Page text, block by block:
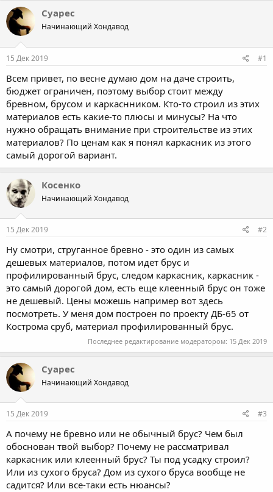
т
о
р
е
м
а
н
ч
а
Суарес
Начинающий Хондавод
15 Дек 2019 #1
Всем привет, по весне думаю дом на даче строить,
бюджет ограничен, поэтому выбор стоит между
бревном, брусом и каркаснником. Кто-то строил из этих
материалов есть какие-то плюсы и минусы? На что
нужно обращать внимание при строительстве из этих
материалов? По ценам как я понял каркасник из этого
самый дорогой вариант.
Косенко
Начинающий Хондавод
15 Дек 2019 #2
Ну смотри, струганное бревно - это один из самых
дешевых материалов, потом идет брус и
профилированный брус, следом каркасник, каркасник -
это самый дорогой дом, есть еще клеенный брус он тоже
не дешевый. Цены можешь например вот здесь
посмотреть. У меня дом построен по проекту ДБ-65 от
Кострома сруб, материал профилированный брус.
Последнее редактирование модератором: 15 Дек 2019
Суарес
Начинающий Хондавод
15 Дек 2019 #3
А почему не бревно или не обычный брус? Чем был
обоснован твой выбор? Почему не рассматривал
каркасник или клеенный брус? Ты под усадку строил?
Или из сухого бруса? Дом из сухого бруса вообще не
садится? Или все-таки есть нюансы?